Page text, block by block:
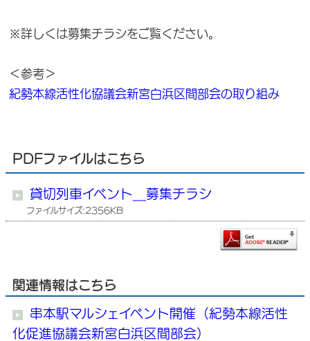
※詳しくは募集チラシをご覧ください。
＜参考＞
紀勢本線活性化協議会新宮白浜区間部会の取り組み
PDFファイルはこちら
貸切列車イベント＿募集チラシ
ファイルサイズ:2356KB
関連情報はこちら
串本駅マルシェイベント開催（紀勢本線活性
化促進協議会新宮白浜区間部会）